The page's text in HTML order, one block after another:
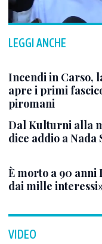
LEGGI ANCHE
Incendi in Carso,
apre i primi
piromani
Dal Kulturni alla
dice addio a Nada
È morto a 90
dai mille
VIDEO